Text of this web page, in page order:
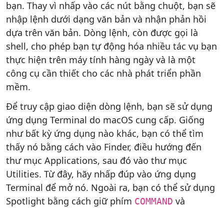
bạn. Thay vì nhấp vào các nút bằng chuột, bạn sẽ
nhập lệnh dưới dạng văn bản và nhận phản hồi
dựa trên văn bản. Dòng lệnh, còn được gọi là
shell, cho phép bạn tự động hóa nhiều tác vụ bạn
thực hiện trên máy tính hàng ngày và là một
công cụ cần thiết cho các nhà phát triển phần
mềm.
Để truy cập giao diện dòng lệnh, bạn sẽ sử dụng
ứng dụng Terminal do macOS cung cấp. Giống
như bất kỳ ứng dụng nào khác, bạn có thể tìm
thấy nó bằng cách vào Finder, điều hướng đến
thư mục Applications, sau đó vào thư mục
Utilities. Từ đây, hãy nhấp đúp vào ứng dụng
Terminal để mở nó. Ngoài ra, bạn có thể sử dụng
Spotlight bằng cách giữ phím COMMAND và